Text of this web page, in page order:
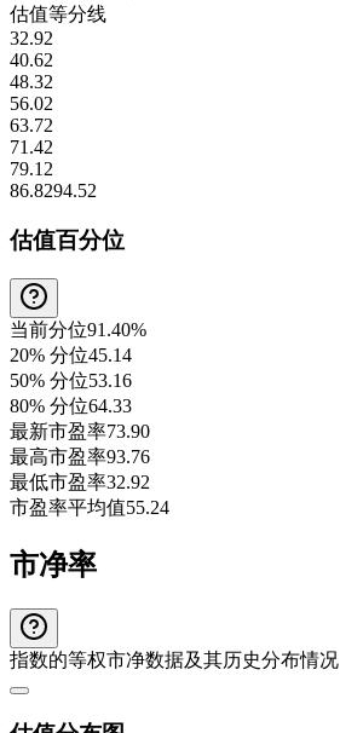
估值等分线
32.92
40.62
48.32
56.02
63.72
71.42
79.12
86.8294.52
估值百分位
当前分位91.40%
20% 分位45.14
50% 分位53.16
80% 分位64.33
最新市盈率73.90
最高市盈率93.76
最低市盈率32.92
市盈率平均值55.24
市净率
指数的等权市净数据及其历史分布情况